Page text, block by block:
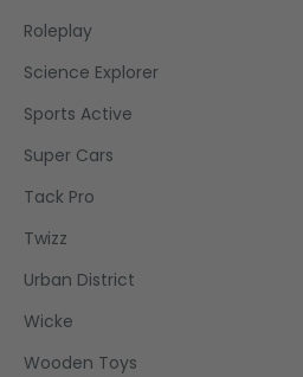
Roleplay
Science Explorer
Sports Active
Super Cars
Tack Pro
Twizz
Urban District
Wicke
Wooden Toys